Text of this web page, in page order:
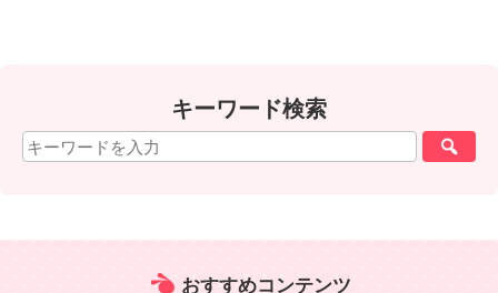
キーワード検索
おすすめコンテンツ